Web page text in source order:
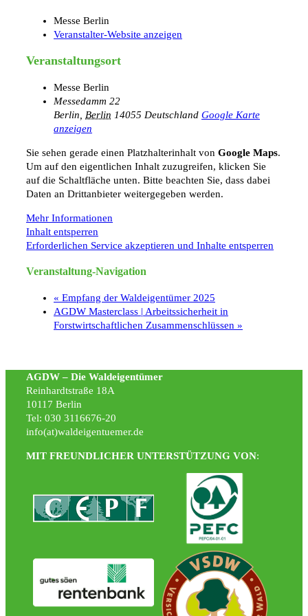
Messe Berlin
Veranstalter-Website anzeigen
Veranstaltungsort
Messe Berlin
Messedamm 22
Berlin
Berlin 14055 Deutschland Google Karte
anzeigen
Sie sehen gerade einen Platzhalterinhalt von Google Maps.
Um auf den eigentlichen Inhalt zuzugreifen, klicken Sie
auf die Schaltfläche unten. Bitte beachten Sie, dass dabei
Daten an Drittanbieter weitergegeben werden.
Mehr Informationen
Inhalt entsperren
Erforderlichen Service akzeptieren und Inhalte entsperren
Veranstaltung-Navigation
« Empfang der Waldeigentümer 2025
AGDW Masterclass | Arbeitssicherheit in
Forstwirtschaftlichen Zusammenschlüssen »
AGDW – Die Waldeigentümer
Reinhardtstraße 18A
10117 Berlin
Tel: 030 3116676-20
info(at)waldeigentuemer.de
MIT FREUNDLICHER UNTERSTÜTZUNG VON: